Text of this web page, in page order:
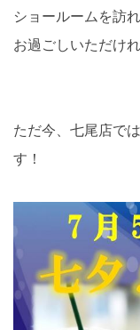
ショールームを訪
お過ごしいただけ
ただ今、七尾店では
す！